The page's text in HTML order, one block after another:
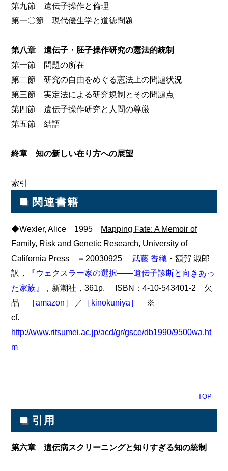
第九節 遺伝子操作と倫理
第一〇節 現代優生学と道徳問題
第八章 遺伝子・胚子操作研究の憲法的統制
第一節 問題の所在
第二節 研究の自由をめぐる憲法上の問題状況
第三節 実定法による研究規制とその問題点
第四節 遺伝子操作研究と人間の尊厳
第五節 結語
終章 知の新しい在り方への展望
索引
■ 関連書籍
◆Wexler, Alice 1995 Mapping Fate: A Memoir of
Family, Risk and Genetic Research, University of
California Press ＝20030925武藤 香織 ・額賀 淑郎
訳，
『ウェクスラー家の選択――遺伝子診断と向きあっ
た家族』
，新潮社，361p. ISBN：4-10-543401-2 欠
品
［amazon］ ／ ［kinokuniya］
※
cf.
http://www.ritsumei.ac.jp/acd/gr/gsce/db1990/9500wa.ht
m
TOP
■ 引用
第六章 遺伝病スクリーニングと知りすぎる知の統制